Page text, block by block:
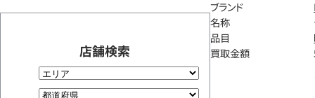
店舗検索
ブランド
名称
品目
買取金額